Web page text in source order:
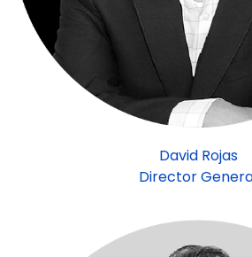
David Rojas
Director